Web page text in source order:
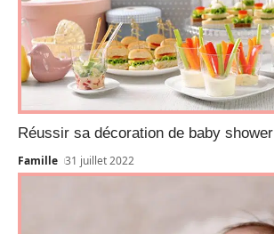
Réussir sa décoration de baby
Famille 31 juillet 2022